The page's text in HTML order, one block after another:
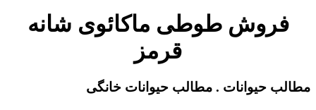
فروش طوطی ماکائوی شانه
قرمز
مطالب حیوانات . مطالب حیوانات خانگی